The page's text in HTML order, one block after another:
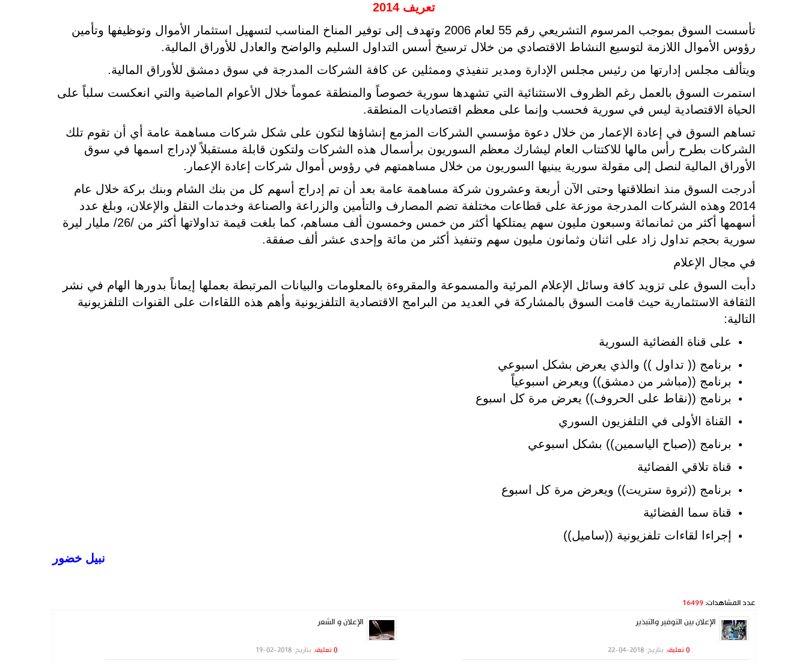
تعريف 2014
تأسست السوق بموجب المرسوم التشريعي رقم 55 لعام 2006 وتهدف إلى توفير المناخ المناسب لتسهيل استثمار الأموال وتوظيفها وتأمين
رؤوس الأموال اللازمة لتوسيع النشاط الاقتصادي من خلال ترسيخ أسس التداول السليم والواضح والعادل للأوراق المالية.
ويتألف مجلس إدارتها من رئيس مجلس الإدارة ومدير تنفيذي وممثلين عن كافة الشركات المدرجة في سوق دمشق للأوراق المالية.
استمرت السوق بالعمل رغم الظروف الاستثنائية التي تشهدها سورية خصوصاً والمنطقة عموماً خلال الأعوام الماضية والتي انعكست سلباً على
الحياة الاقتصادية ليس في سورية فحسب وإنما على معظم اقتصاديات المنطقة.
تساهم السوق في إعادة الإعمار من خلال دعوة مؤسسي الشركات المزمع إنشاؤها لتكون على شكل شركات مساهمة عامة أي أن تقوم تلك
الشركات بطرح رأس مالها للاكتتاب العام ليشارك معظم السوريون برأسمال هذه الشركات ولتكون قابلة مستقبلاً لإدراج اسمها في سوق
الأوراق المالية لنصل إلى مقولة سورية يبنيها السوريون من خلال مساهمتهم في رؤوس أموال شركات إعادة الإعمار.
أدرجت السوق منذ انطلاقتها وحتى الآن أربعة وعشرون شركة مساهمة عامة بعد أن تم إدراج أسهم كل من بنك الشام وبنك بركة خلال عام
2014 وهذه الشركات المدرجة موزعة على قطاعات مختلفة تضم المصارف والتأمين والزراعة والصناعة وخدمات النقل والإعلان، وبلغ عدد
أسهمها أكثر من ثمانمائة وسبعون مليون سهم يمتلكها أكثر من خمس وخمسون ألف مساهم، كما بلغت قيمة تداولاتها أكثر من /26/ مليار ليرة
سورية بحجم تداول زاد على اثنان وثمانون مليون سهم وتنفيذ أكثر من مائة وإحدى عشر ألف صفقة.
في مجال الإعلام
دأبت السوق على تزويد كافة وسائل الإعلام المرئية والمسموعة والمقروءة بالمعلومات والبيانات المرتبطة بعملها إيماناً بدورها الهام في نشر
الثقافة الاستثمارية حيث قامت السوق بالمشاركة في العديد من البرامج الاقتصادية التلفزيونية وأهم هذه اللقاءات على القنوات التلفزيونية
التالية:
على قناة الفضائية السورية
برنامج (( تداول )) والذي يعرض بشكل اسبوعي
برنامج ((مباشر من دمشق)) ويعرض اسبوعياً
برنامج ((نقاط على الحروف)) يعرض مرة كل اسبوع
القناة الأولى في التلفزيون السوري
برنامج ((صباح الياسمين)) بشكل اسبوعي
قناة تلاقي الفضائية
برنامج ((ثروة ستريت)) ويعرض مرة كل اسبوع
قناة سما الفضائية
إجراءا لقاءات تلفزيونية ((ساميل))
نبيل خضور
عدد المشاهدات:16499
الإعلان بين التوفير والتبذير
0 تعليق , بتاريخ: 2018-04-22
الإعلان و الشعر
0 تعليق , بتاريخ: 2018-02-19